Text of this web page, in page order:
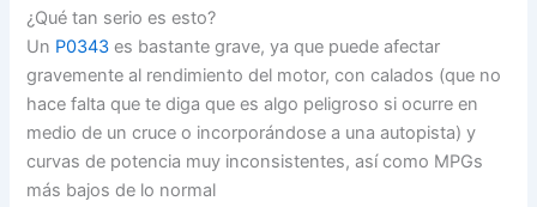
¿Qué tan serio es esto?
Un P0343 es bastante grave, ya que puede afectar
gravemente al rendimiento del motor, con calados (que no
hace falta que te diga que es algo peligroso si ocurre en
medio de un cruce o incorporándose a una autopista) y
curvas de potencia muy inconsistentes, así como MPGs
más bajos de lo normal